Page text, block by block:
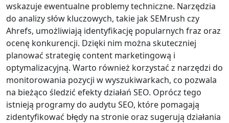
wskazuje ewentualne problemy techniczne. Narzędzia
do analizy słów kluczowych, takie jak SEMrush czy
Ahrefs, umożliwiają identyfikację popularnych fraz oraz
ocenę konkurencji. Dzięki nim można skuteczniej
planować strategię content marketingową i
optymalizacyjną. Warto również korzystać z narzędzi do
monitorowania pozycji w wyszukiwarkach, co pozwala
na bieżąco śledzić efekty działań SEO. Oprócz tego
istnieją programy do audytu SEO, które pomagają
zidentyfikować błędy na stronie oraz sugerują działania